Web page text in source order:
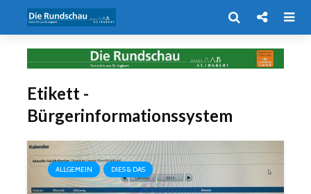
Etikett -
Bürgerinformationssystem
ALLGEMEIN DIES & DAS